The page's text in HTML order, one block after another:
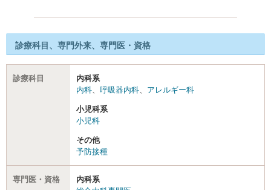
診療科目、専門外来、専門医・資格
診療科目
内科系
内科
呼吸器内科 アレルギー科
小児科系
小児科
その他
予防接種
専門医・資格
内科系